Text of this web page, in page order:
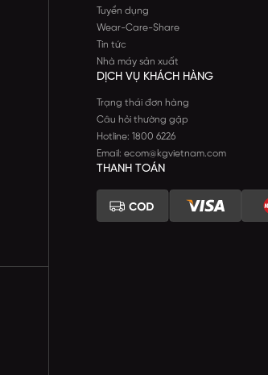
Tuyển dụng
Wear-Care-Share
Tin tức
Nhà máy sản xuất
DỊCH VỤ KHÁCH HÀNG
Trạng thái đơn hàng
Câu hỏi thường gặp
Hotline: 1800 6226
Email: ecom@kgvietnam.com
THANH TOÁN